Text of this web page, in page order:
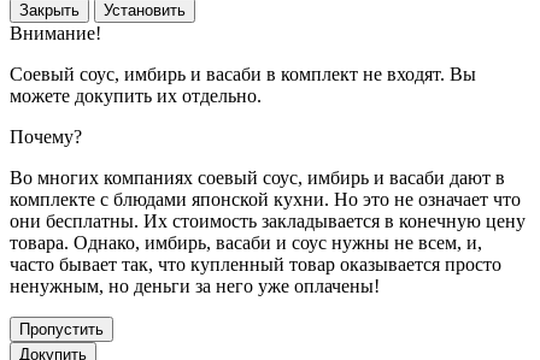
Закрыть Установить
Внимание!
Соевый соус, имбирь и васаби в комплект не входят. Вы
можете докупить их отдельно.
Почему?
Во многих компаниях соевый соус, имбирь и васаби дают в
комплекте с блюдами японской кухни. Но это не означает что
они бесплатны. Их стоимость закладывается в конечную цену
товара. Однако, имбирь, васаби и соус нужны не всем, и,
часто бывает так, что купленный товар оказывается просто
ненужным, но деньги за него уже оплачены!
Пропустить
Докупить